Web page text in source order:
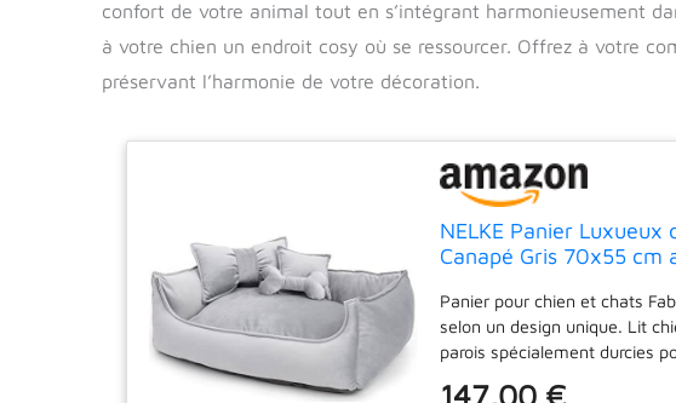
confort de votre animal tout en s’intégrant harmonieusement
à votre chien un endroit cosy où se ressourcer. Offrez à votre
préservant l’harmonie de votre décoration.
NELKE Panier Luxueux
Canapé Gris 70x55 cm
Panier pour chien et chats
selon un design unique. Lit
parois spécialement durcies
147,00 €